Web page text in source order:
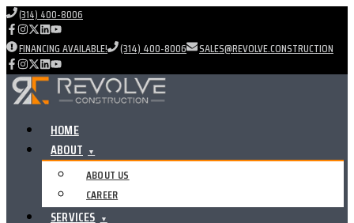
(314) 400-8006
FINANCING AVAILABLE! (314) 400-8006 SALES@REVOLVE.CONSTRUCTION
HOME
ABOUT ▼
ABOUT US
CAREER
SERVICES ▼